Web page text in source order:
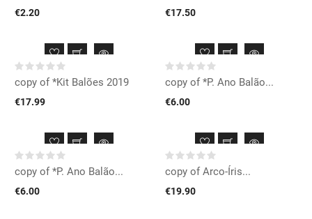
€2.20 €17.50
copy of *Kit Balões 2019
€17.99
copy of *P. Ano Balão...
€6.00
copy of *P. Ano Balão...
€6.00
copy of Arco-Íris...
€19.90